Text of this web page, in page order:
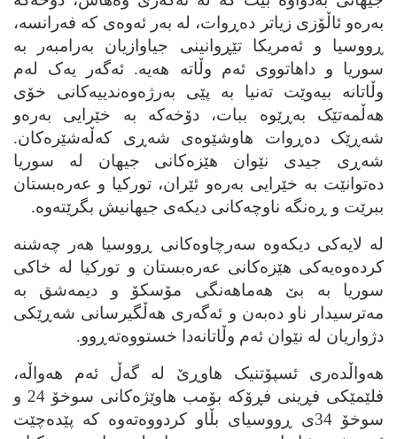
به‌ره‌و ئاڵۆزی زیاتر ده‌ڕوات، له‌ به‌ر ئه‌وه‌ی که‌ فه‌رانسه‌،
ڕووسیا و ئه‌مریکا تێڕوانینی جیاوازیان به‌رامبه‌ر به‌
سوریا و داهاتووی ئه‌م وڵاته‌ هه‌یه‌. ئه‌گه‌ر یه‌ک له‌م
وڵاتانه‌ بیه‌وێت ته‌نیا به‌ پێی به‌رژه‌وه‌ندییه‌کانی خۆی
هه‌ڵمه‌تێک به‌ڕێوه‌ ببات، دۆخه‌که‌ به‌ خێرایی به‌ره‌و
شه‌ڕێک ده‌ڕوات هاوشێوه‌ی شه‌ڕی که‌ڵه‌شێره‌کان.
شه‌ڕی جیدی نێوان هێزه‌کانی جیهان له‌ سوریا
ده‌توانێت به‌ خێرایی به‌ره‌و ئێران، تورکیا و عه‌ره‌بستان
ببرێت و ڕه‌نگه‌ ناوچه‌کانی دیکه‌ی جیهانیش بگرێته‌وه‌.
له‌ لایه‌کی دیکه‌وه‌ سه‌رچاوه‌کانی ڕووسیا هه‌ر چه‌شنه‌
کرده‌وه‌یه‌کی هێزه‌کانی عه‌ره‌بستان و تورکیا له‌ خاکی
سوریا به‌ بێ هه‌ماهه‌نگی مۆسکۆ و دیمه‌شق به‌
مه‌ترسیدار ناو ده‌به‌ن و ئه‌گه‌ری هه‌ڵگیرسانی شه‌ڕێکی
دژواریان له‌ نێوان ئه‌م وڵاتانه‌دا خستووه‌ته‌ڕوو.
هه‌واڵده‌ری ئسپۆتنیک هاوڕێ له‌ گه‌ڵ ئه‌م هه‌واڵه‌،
فلێمێکی فڕینی فڕۆکه‌ بۆمب هاوێژه‌کانی سوخۆ 24 و
سوخۆ 34ی ڕووسیای بڵاو کردووه‌ته‌وه‌ که‌ پێده‌چێت